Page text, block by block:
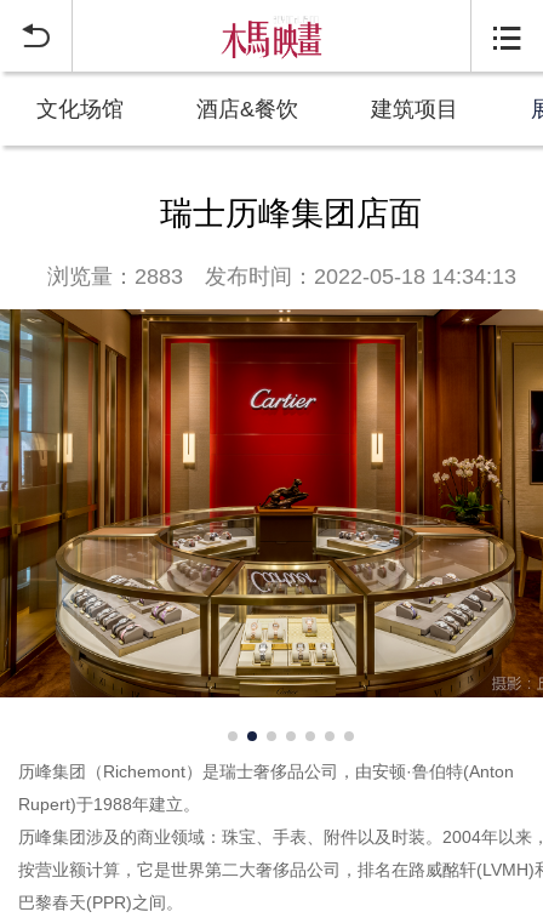
 
文化场馆 酒店&餐饮 建筑项目
瑞士历峰集团店面
浏览量：2883 发布时间：2022-05-18 14:34:13
历峰集团（Richemont）是瑞士奢侈品公司，由安顿·鲁伯特(Anton
Rupert)于1988年建立。
历峰集团涉及的商业领域：珠宝、手表、附件以及时装。2004年以来
按营业额计算，它是世界第二大奢侈品公司，排名在路威酩轩(LVMH)
巴黎春天(PPR)之间。